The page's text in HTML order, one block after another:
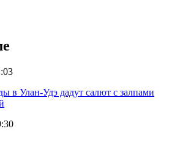
в Улан-Удэ дадут салют с залпами